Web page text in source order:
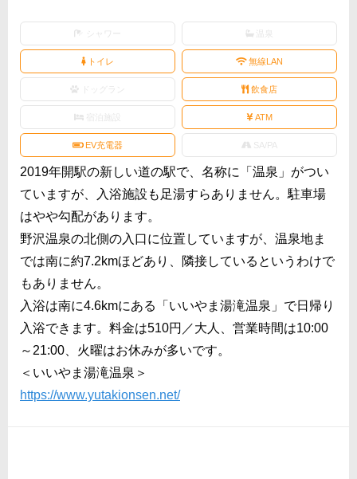
トイレ 無線LAN
ドッグラン 飲食店
宿泊施設 ATM
EV充電器 SA/PA
2019年開駅の新しい道の駅で、名称に「温泉」がつい
ていますが、入浴施設も足湯すらありません。駐車場
はやや勾配があります。
野沢温泉の北側の入口に位置していますが、温泉地ま
では南に約7.2kmほどあり、隣接しているというわけで
もありません。
入浴は南に4.6kmにある「いいやま湯滝温泉」で日帰り
入浴できます。料金は510円／大人、営業時間は10:00
～21:00、火曜はお休みが多いです。
＜いいやま湯滝温泉＞
https://www.yutakionsen.net/